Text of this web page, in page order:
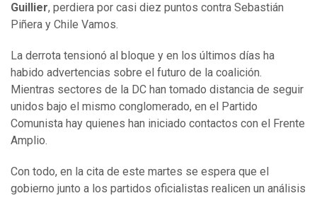
Guillier, perdiera por casi diez puntos contra Sebastián
Piñera y Chile Vamos.
La derrota tensionó al bloque y en los últimos días ha
habido advertencias sobre el futuro de la coalición.
Mientras sectores de la DC han tomado distancia de seguir
unidos bajo el mismo conglomerado, en el Partido
Comunista hay quienes han iniciado contactos con el Frente
Amplio.
Con todo, en la cita de este martes se espera que el
gobierno junto a los partidos oficialistas realicen un análisis